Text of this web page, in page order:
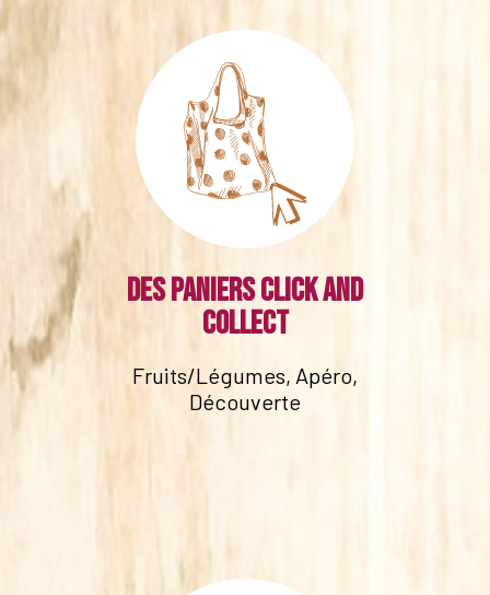
Des paniers click and
collect
Fruits/Légumes, Apéro,
Découverte